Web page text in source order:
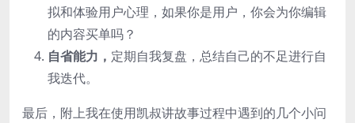
拟和体验用户心理，如果你是用户，你会为你编辑
的内容买单吗？
自省能力， 定期自我复盘，总结自己的不足进行自
我迭代。
最后，附上我在使用凯叔讲故事过程中遇到的几个小问